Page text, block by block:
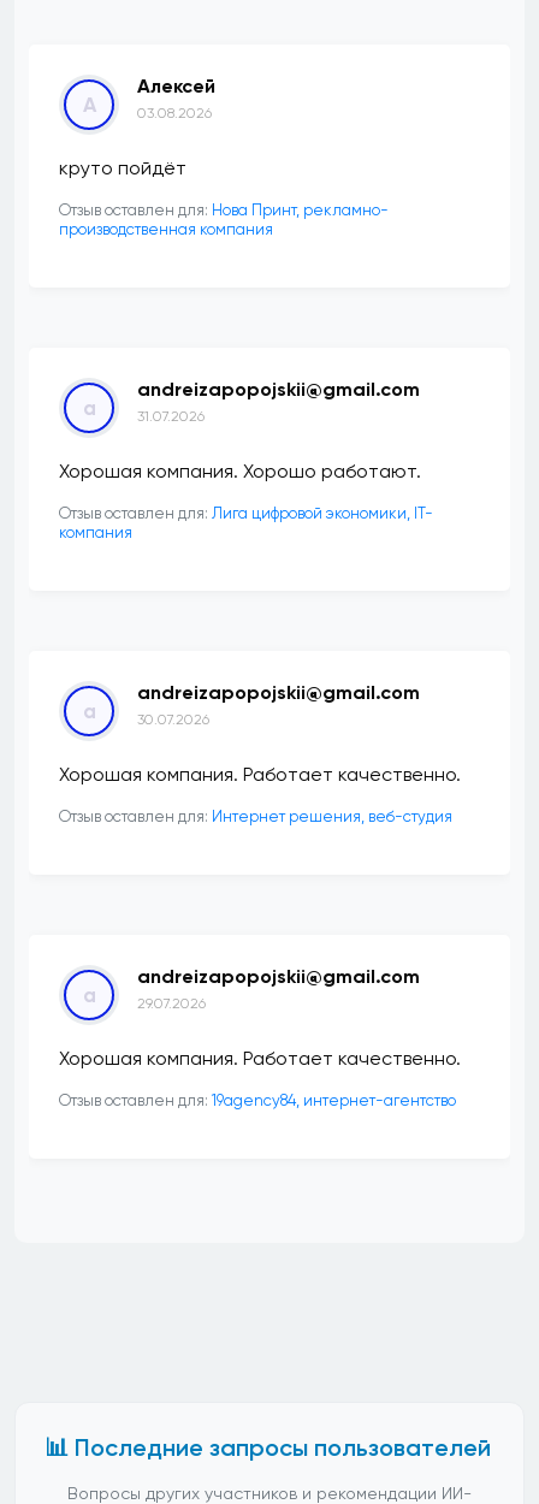
А
Алексей
03.08.2026
круто пойдёт
Отзыв оставлен для: Нова Принт, рекламно-
производственная компания
a
andreizapopojskii@gmail.com
31.07.2026
Хорошая компания. Хорошо работают.
Отзыв оставлен для: Лига цифровой экономики, IT-
компания
a
andreizapopojskii@gmail.com
30.07.2026
Хорошая компания. Работает качественно.
Отзыв оставлен для: Интернет решения, веб-студия
a
andreizapopojskii@gmail.com
29.07.2026
Хорошая компания. Работает качественно.
Отзыв оставлен для: 19agency84, интернет-агентство
📊 Последние запросы пользователей
Вопросы других участников и рекомендации ИИ-